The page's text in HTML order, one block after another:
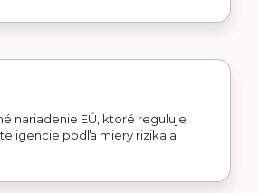
nariadenie EÚ, ktoré reguluje
podľa miery rizika a